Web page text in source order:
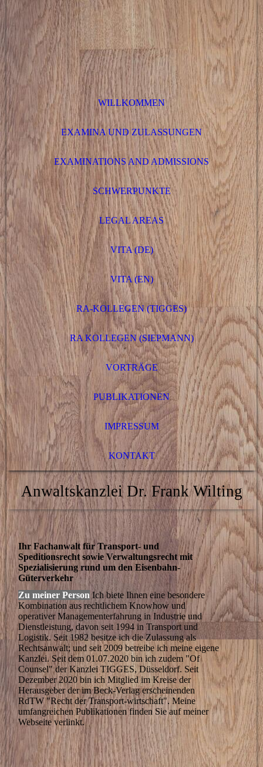
WILLKOMMEN
EXAMINA UND ZULASSUNGEN
EXAMINATIONS AND ADMISSIONS
SCHWERPUNKTE
LEGAL AREAS
VITA (DE)
VITA (EN)
RA-KOLLEGEN (TIGGES)
RA KOLLEGEN (SIEPMANN)
VORTRÄGE
PUBLIKATIONEN
IMPRESSUM
KONTAKT
Anwaltskanzlei Dr. Frank Wilting
Ihr Fachanwalt für Transport- und
Speditionsrecht sowie Verwaltungsrecht mit
Spezialisierung rund um den Eisenbahn-
Güterverkehr
Zu meiner Person Ich biete Ihnen eine besondere
Kombination aus rechtlichem Knowhow und
operativer Managementerfahrung in Industrie und
Dienstleistung, davon seit 1994 in Transport und
Logistik. Seit 1982 besitze ich die Zulassung als
Rechtsanwalt; und seit 2009 betreibe ich meine eigene
Kanzlei. Seit dem 01.07.2020 bin ich zudem "Of
Counsel" der Kanzlei TIGGES, Düsseldorf. Seit
Dezember 2020 bin ich Mitglied im Kreise der
Herausgeber der im Beck-Verlag erscheinenden
RdTW "Recht der Transport-wirtschaft". Meine
umfangreichen Publikationen finden Sie auf meiner
Webseite verlinkt.